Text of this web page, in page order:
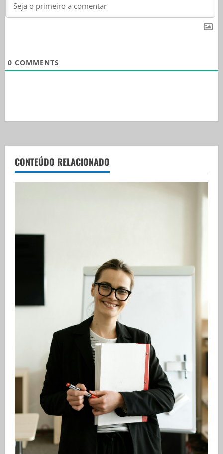
0 COMMENTS
CONTEÚDO RELACIONADO